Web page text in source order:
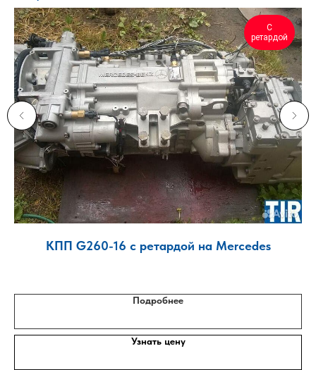
С
ретардой
КПП G260-16 с ретардой на Mercedes
Подробнее
Узнать цену